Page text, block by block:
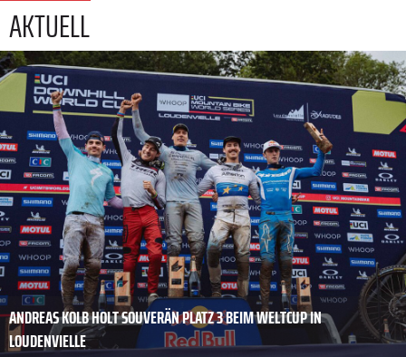
AKTUELL
ANDREAS KOLB HOLT SOUVERÄN PLATZ 3 BEIM WELTCUP IN
LOUDENVIELLE